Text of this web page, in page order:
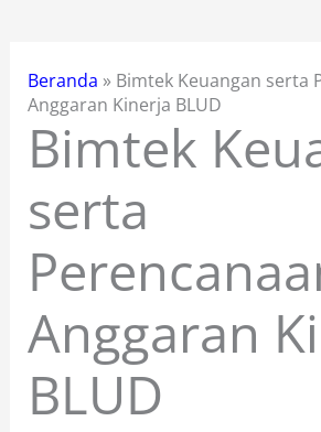
Beranda » Bimtek Keuangan serta
Anggaran Kinerja BLUD
Bimtek
serta
Anggaran
BLUD